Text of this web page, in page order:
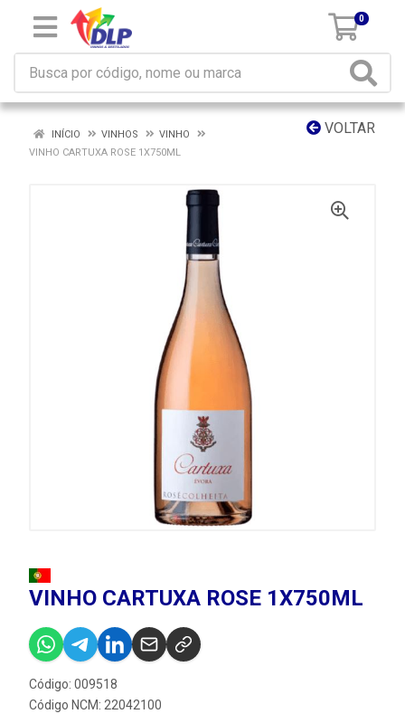
0
VOLTAR
INÍCIO VINHOS
VINHO
VINHO CARTUXA ROSE 1X750ML
VINHO CARTUXA ROSE 1X750ML
Código: 009518
Código NCM: 22042100